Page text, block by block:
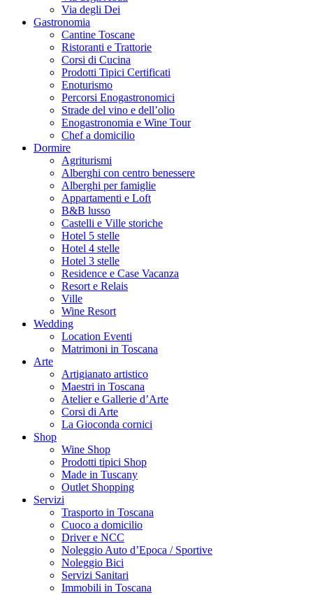
Via degli Dei
Gastronomia
Cantine Toscane
Ristoranti e Trattorie
Corsi di Cucina
Prodotti Tipici Certificati
Enoturismo
Percorsi Enogastronomici
Strade del vino e dell’olio
Enogastronomia e Wine Tour
Chef a domicilio
Dormire
Agriturismi
Alberghi con centro benessere
Alberghi per famiglie
Appartamenti e Loft
B&B lusso
Castelli e Ville storiche
Hotel 5 stelle
Hotel 4 stelle
Hotel 3 stelle
Residence e Case Vacanza
Resort e Relais
Ville
Wine Resort
Wedding
Location Eventi
Matrimoni in Toscana
Arte
Artigianato artistico
Maestri in Toscana
Atelier e Gallerie d’Arte
Corsi di Arte
La Gioconda cornici
Shop
Wine Shop
Prodotti tipici Shop
Made in Tuscany
Outlet Shopping
Servizi
Trasporto in Toscana
Cuoco a domicilio
Driver e NCC
Noleggio Auto d’Epoca / Sportive
Noleggio Bici
Servizi Sanitari
Immobili in Toscana